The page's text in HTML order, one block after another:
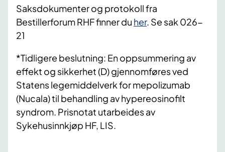
Saksdokumenter og protokoll fra
Bestillerforum RHF finner du her. Se sak 026-
21
*Tidligere beslutning: En oppsummering av
effekt og sikkerhet (D) gjennomføres ved
Statens legemiddelverk for mepolizumab
(Nucala) til behandling av hypereosinofilt
syndrom. Prisnotat utarbeides av
Sykehusinnkjøp HF, LIS.